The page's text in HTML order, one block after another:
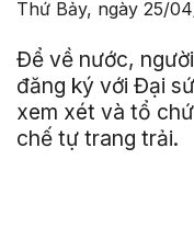
Thứ Bảy, ngày 25/
Để về nước,
đăng ký với Đại
xem xét và tổ
chế tự trang trải.